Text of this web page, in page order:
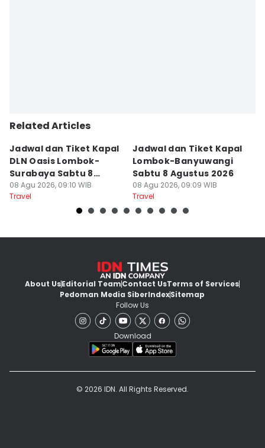
Related Articles
Jadwal dan Tiket Kapal
DLN Oasis Lombok-
Surabaya Sabtu 8
Agustus 2026
08 Agu 2026, 09:10 WIB
Travel
Jadwal dan Tiket Kapal
Lombok-Banyuwangi
Sabtu 8 Agustus 2026
08 Agu 2026, 09:09 WIB
Travel
About UsEditorial TeamContact UsTerms of Services
Pedoman Media SiberIndexSitemap
Follow Us
Download
© 2026 IDN. All Rights Reserved.